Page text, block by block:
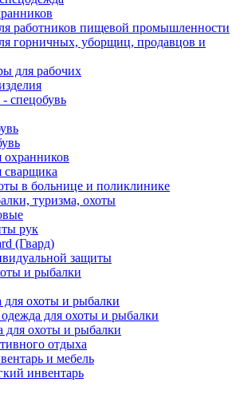
работников пищевой промышленности
горничных, уборщиц, продавцов и
для рабочих
спецобувь
охранников
сварщика
в больнице и поликлинике
туризма, охоты
рук
(Гвард)
защиты
и рыбалки
для охоты и рыбалки
для охоты и рыбалки
для охоты и рыбалки
отдыха
и мебель
инвентарь